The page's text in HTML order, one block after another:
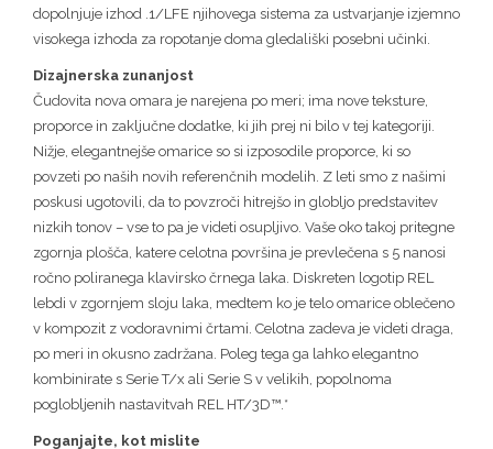
dopolnjuje izhod .1/LFE njihovega sistema za ustvarjanje izjemno
visokega izhoda za ropotanje doma gledališki posebni učinki.
Dizajnerska zunanjost
Čudovita nova omara je narejena po meri; ima nove teksture,
proporce in zaključne dodatke, ki jih prej ni bilo v tej kategoriji.
Nižje, elegantnejše omarice so si izposodile proporce, ki so
povzeti po naših novih referenčnih modelih. Z leti smo z našimi
poskusi ugotovili, da to povzroči hitrejšo in globljo predstavitev
nizkih tonov – vse to pa je videti osupljivo. Vaše oko takoj pritegne
zgornja plošča, katere celotna površina je prevlečena s 5 nanosi
ročno poliranega klavirsko črnega laka. Diskreten logotip REL
lebdi v zgornjem sloju laka, medtem ko je telo omarice oblečeno
v kompozit z vodoravnimi črtami. Celotna zadeva je videti draga,
po meri in okusno zadržana. Poleg tega ga lahko elegantno
kombinirate s Serie T/x ali Serie S v velikih, popolnoma
poglobljenih nastavitvah REL HT/3D™.*
Poganjajte, kot mislite